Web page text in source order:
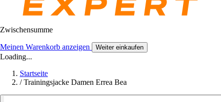
Zwischensumme
Meinen Warenkorb anzeigen Weiter einkaufen
Loading...
Startseite
/ Trainingsjacke Damen Errea Bea